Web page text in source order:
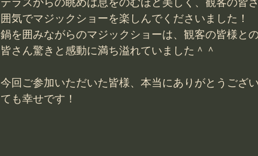
囲気でマジックショーを楽しんでくださいました！
鍋を囲みながらのマジックショーは、観客の皆様と
皆さん驚きと感動に満ち溢れていました＾＾
今回ご参加いただいた皆様、本当にありがとうござ
ても幸せです！